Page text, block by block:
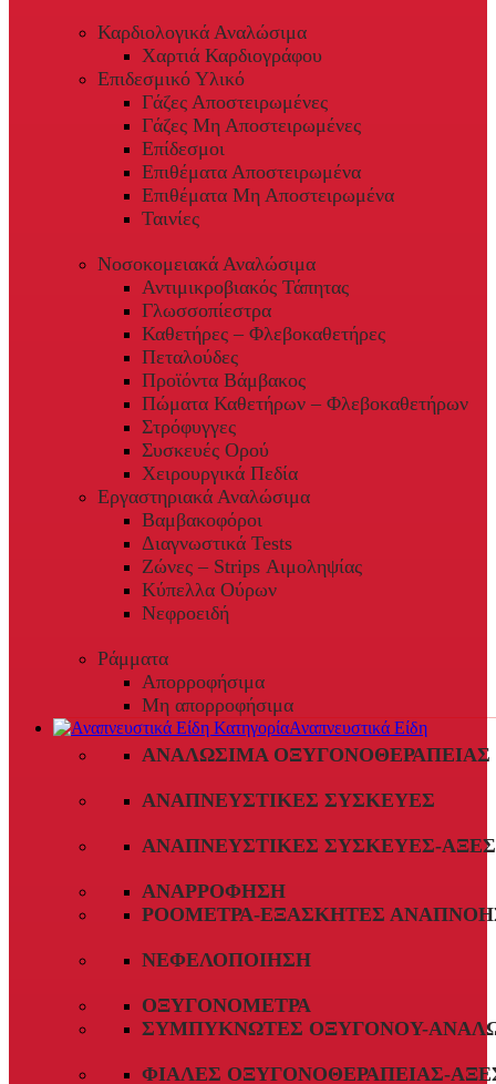
Καρδιολογικά Αναλώσιμα
Χαρτιά Καρδιογράφου
Επιδεσμικό Υλικό
Γάζες Αποστειρωμένες
Γάζες Μη Αποστειρωμένες
Επίδεσμοι
Επιθέματα Αποστειρωμένα
Επιθέματα Μη Αποστειρωμένα
Ταινίες
Νοσοκομειακά Αναλώσιμα
Αντιμικροβιακός Τάπητας
Γλωσσοπίεστρα
Καθετήρες – Φλεβοκαθετήρες
Πεταλούδες
Προϊόντα Βάμβακος
Πώματα Καθετήρων – Φλεβοκαθετήρων
Στρόφυγγες
Συσκευές Ορού
Χειρουργικά Πεδία
Εργαστηριακά Αναλώσιμα
Βαμβακοφόροι
Διαγνωστικά Tests
Ζώνες – Strips Αιμοληψίας
Κύπελλα Ούρων
Νεφροειδή
Ράμματα
Απορροφήσιμα
Μη απορροφήσιμα
Αναπνευστικά Είδη
ΑΝΑΛΏΣΙΜΑ ΟΞΥΓΟΝΟΘΕΡΑΠΕΊΑΣ
ΑΝΑΠΝΕΥΣΤΙΚΈΣ ΣΥΣΚΕΥΈΣ
ΑΝΑΠΝΕΥΣΤΙΚΈΣ ΣΥΣΚΕΥΈΣ-
ΑΝΑΡΡΌΦΗΣΗ
ΡΟΌΜΕΤΡΑ-ΕΞΑΣΚΗΤΈΣ
ΝΕΦΕΛΟΠΟΊΗΣΗ
ΟΞΥΓΟΝΌΜΕΤΡΑ
ΣΥΜΠΥΚΝΩΤΈΣ ΟΞΥΓΌΝΟΥ-
ΦΙΆΛΕΣ ΟΞΥΓΟΝΟΘΕΡΑΠΕΊΑΣ-